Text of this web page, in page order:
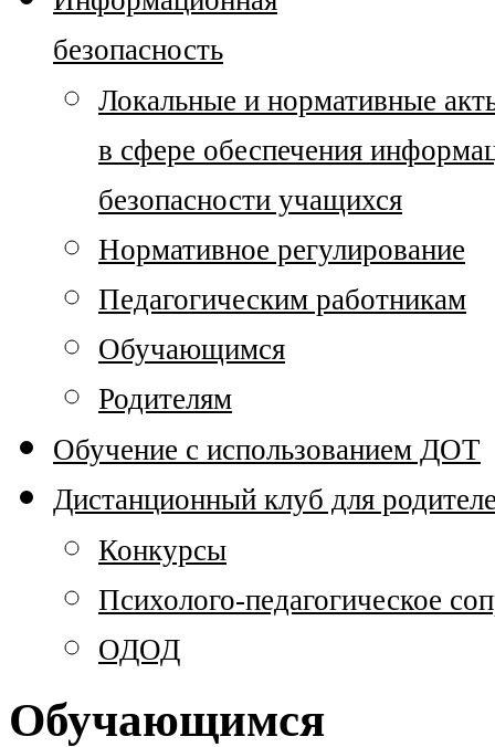
безопасность
Локальные и нормативные
в сфере обеспечения
безопасности учащихся
Нормативное регулирование
Педагогическим работникам
Обучающимся
Родителям
Обучение с использованием ДОТ
Дистанционный клуб для
Конкурсы
Психолого-педагогическое
ОДОД
Обучающимся